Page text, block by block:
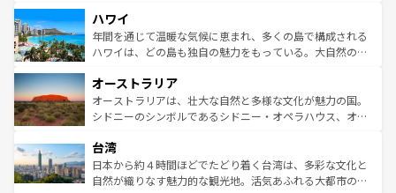
ば市内交通費無料で観光を楽しむこともできる。 なお、新
着のスイス情報はコンテンツ一覧 を参照してほしい。
のような巨大都市は、観光、ショッピング、エンターテイ
ンメントが詰まった刺激的なスポットだ。一方、アメリカ
西部には大自然が広がり、グランドキャニオンやイエロー
部のニューオーリンズでは、音楽と美食が融合した独特の
文化が魅力。旅行者はアメリカの各地域で異なる魅力を楽
しみながら、その多様性と豊かな歴史を感じることができ
ならではの贅沢な旅のスタイルだ。 なお、新着のアメリカ
情報はコンテンツ一覧を参照してほしい。
ハワイ
年間を通じて温暖な気候に恵まれ、多くの島で構成される
ハワイは、どの島も独自の魅力をもっている。大自然の神
ワイ島は見逃せない。また、定番の観光地といえばオアフ
島だが、静かな自然を求めるならマウイ島やカウアイ島が
おすすめ。エメラルドグリーンに輝く海をはじめ、豊かな
れるおもてなしの心で訪れる人々を迎えてくれるハワイの
人々、おいしいローカルフードやハワイアンミュージッ
ク、伝統的なフラダンスなど、すべてがハワイの魅力を彩
オーストラリア
オーストラリアは、壮大な自然と多様な文化が魅力の国。
シドニーのシンボルであるシドニー・オペラハウス、オー
リアリーフや大陸中央部にそびえるウルル（エアーズロッ
ク）、タスマニアの美しい原生林やケアンズの熱帯雨林な
ど、見どころがたくさん。また、カフェやワイン、オージ
台湾
日本から約４時間ほどでたどり着く台湾は、多彩な文化と
自然が織りなす魅力的な観光地。活気あふれる大都市の台